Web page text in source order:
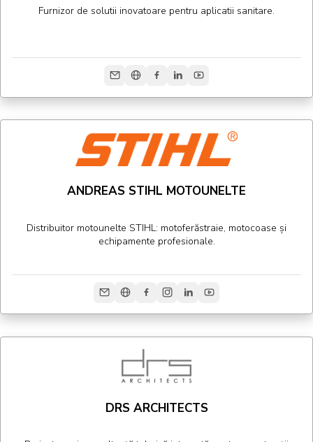
Furnizor de solutii inovatoare pentru aplicatii sanitare.
ANDREAS STIHL MOTOUNELTE
Distribuitor motounelte STIHL: motoferăstraie, motocoase și
echipamente profesionale.
DRS ARCHITECTS